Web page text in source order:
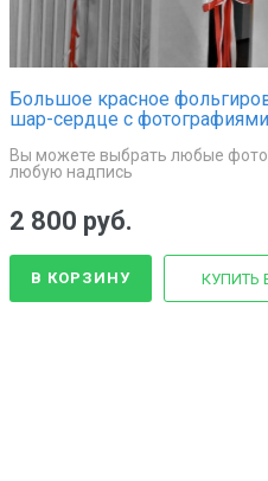
Большое красное
шар-сердце с
Вы можете выбрать любые
любую надпись
2 800 руб.
В КОРЗИНУ КУПИТЬ